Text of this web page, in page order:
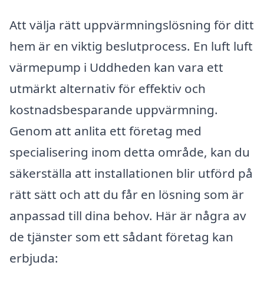
Att välja rätt uppvärmningslösning för ditt
hem är en viktig beslutprocess. En luft luft
värmepump i Uddheden kan vara ett
utmärkt alternativ för effektiv och
kostnadsbesparande uppvärmning.
Genom att anlita ett företag med
specialisering inom detta område, kan du
säkerställa att installationen blir utförd på
rätt sätt och att du får en lösning som är
anpassad till dina behov. Här är några av
de tjänster som ett sådant företag kan
erbjuda: